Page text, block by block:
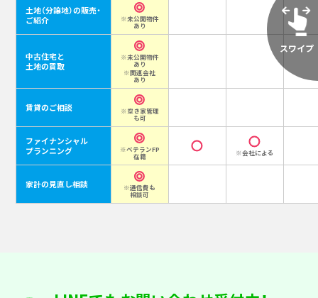
土地（分譲地）の販売・
ご紹介
※未公開物件
あり
中古住宅と
土地の買取
※未公開物件
あり
※関連会社
あり
賃貸のご相談
※空き家管理
も可
ファイナンシャル
プランニング
※ベテランFP
在籍
※会社による
家計の見直し相談
※通信費も
相談可